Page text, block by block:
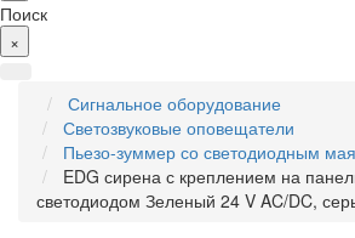
Поиск
×
Сигнальное оборудование
Светозвуковые оповещатели
Пьезо-зуммер со светодиодным
EDG сирена с креплением на
светодиодом Зеленый 24 V AC/DC,